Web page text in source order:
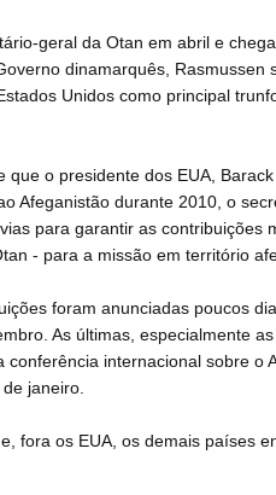
geral da Otan em abril e
dinamarquês, Rasmussen
Unidos como principal
que o presidente dos EUA,
Afeganistão durante 2010, o
para garantir as contribuições
- para a missão em território
foram anunciadas poucos
As últimas, especialmente
conferência internacional sobre o
janeiro.
fora os EUA, os demais países